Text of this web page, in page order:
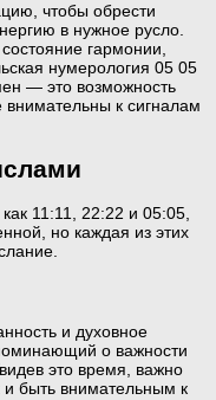
чтобы обрести
в нужное русло.
гармонии,
нумерология 05 05
— это возможность
внимательны к сигналам
11:11, 22:22 и 05:05,
но каждая из этих
и духовное
о важности
это время, важно
и быть внимательным к